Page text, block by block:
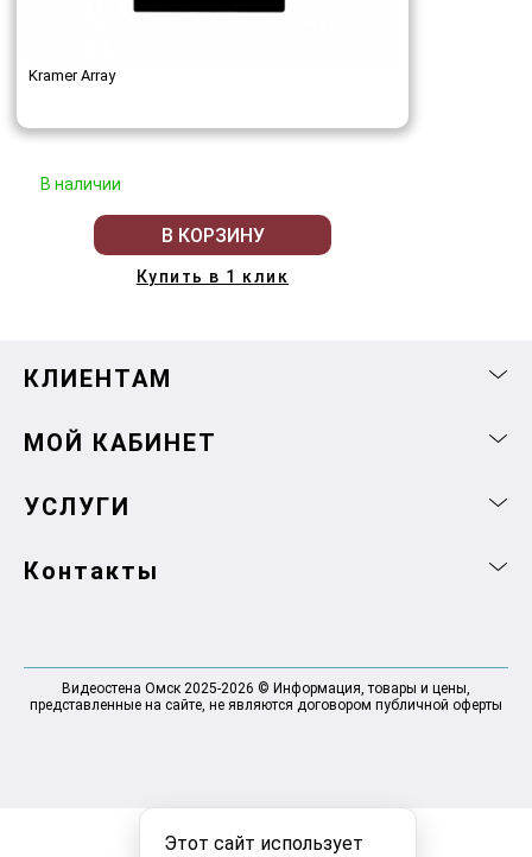
Этот сайт использует
Kramer Array
В наличии
В КОРЗИНУ
Купить в 1 клик
КЛИЕНТАМ
МОЙ КАБИНЕТ
УСЛУГИ
Контакты
Видеостена Омск 2025-2026 © Информация, товары и цены,
представленные на сайте, не являются договором публичной оферты